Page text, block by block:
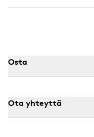
Osta
Ota yhteyttä